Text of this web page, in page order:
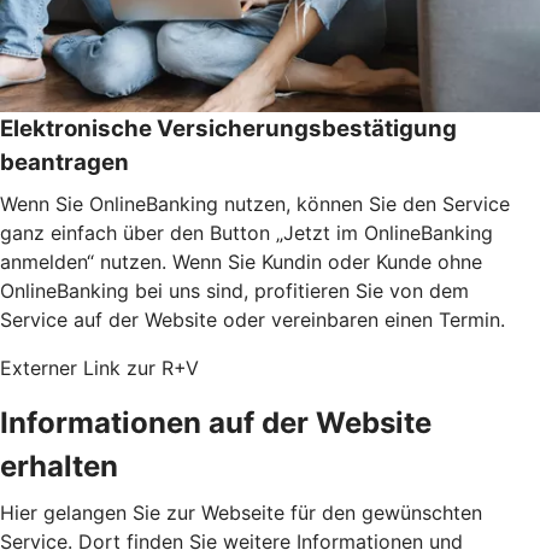
Elektronische Versicherungsbestätigung
beantragen
Wenn Sie OnlineBanking nutzen, können Sie den Service
ganz einfach über den Button „Jetzt im OnlineBanking
anmelden“ nutzen. Wenn Sie Kundin oder Kunde ohne
OnlineBanking bei uns sind, profitieren Sie von dem
Service auf der Website oder vereinbaren einen Termin.
Externer Link zur R+V
Informationen auf der Website
erhalten
Hier gelangen Sie zur Webseite für den gewünschten
Service. Dort finden Sie weitere Informationen und